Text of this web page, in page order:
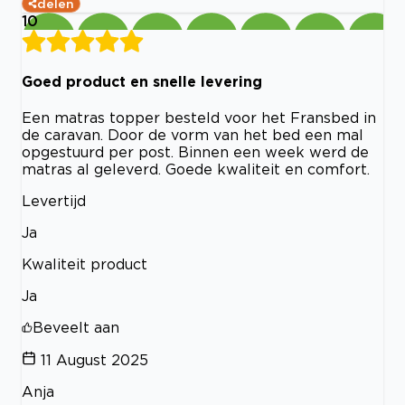
delen
10
Goed product en snelle levering
Een matras topper besteld voor het Fransbed in
de caravan. Door de vorm van het bed een mal
opgestuurd per post. Binnen een week werd de
matras al geleverd. Goede kwaliteit en comfort.
Levertijd
Ja
Kwaliteit product
Ja
Beveelt aan
11 August 2025
Anja